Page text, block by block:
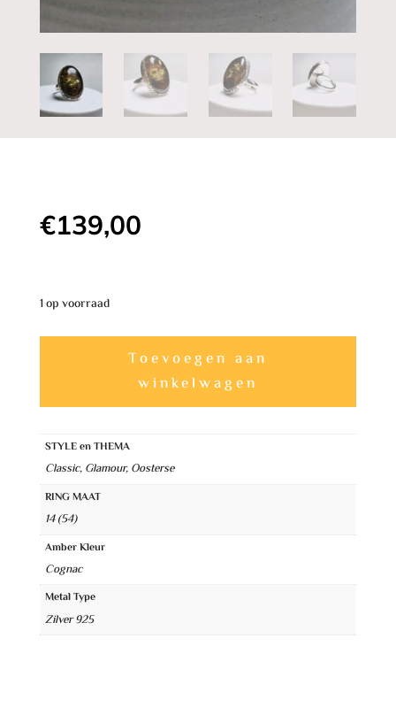
€139,00
1 op voorraad
Exclusief
Ring
-
One&Only
aantal
Toevoegen aan
winkelwagen
STYLE en THEMA
Classic, Glamour, Oosterse
RING MAAT
14 (54)
Amber Kleur
Cognac
Metal Type
Zilver 925